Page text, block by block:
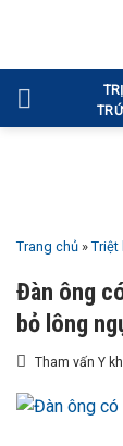
nội
dung
Trang chủ » Triệt
Đàn ông
bỏ lông
Tham vấn Y